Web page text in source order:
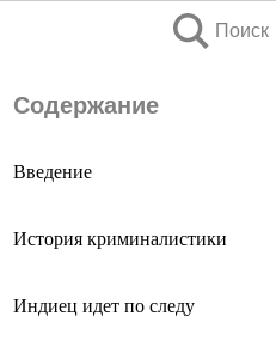
Поиск
Содержание
Введение
История криминалистики
Индиец идет по следу